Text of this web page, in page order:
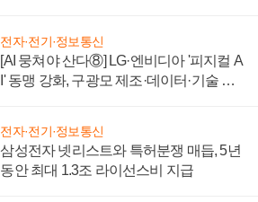
전자·전기·정보통신
[AI 뭉쳐야 산다⑧] LG·엔비디아 '피지컬 A
I' 동맹 강화, 구광모 제조·데이터·기술 결
전자·전기·정보통신
삼성전자 넷리스트와 특허분쟁 매듭, 5년
동안 최대 1.3조 라이선스비 지급